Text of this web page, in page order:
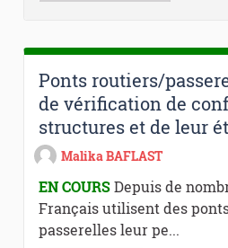
Ponts routiers/
de vérification de
structures et de leur
Malika BAFLAST
EN COURSDepuis de
Français utilisent des
passerelles leur pe...